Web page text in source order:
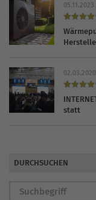
05.11.2023
02.03.2020
statt
DURCHSUCHEN